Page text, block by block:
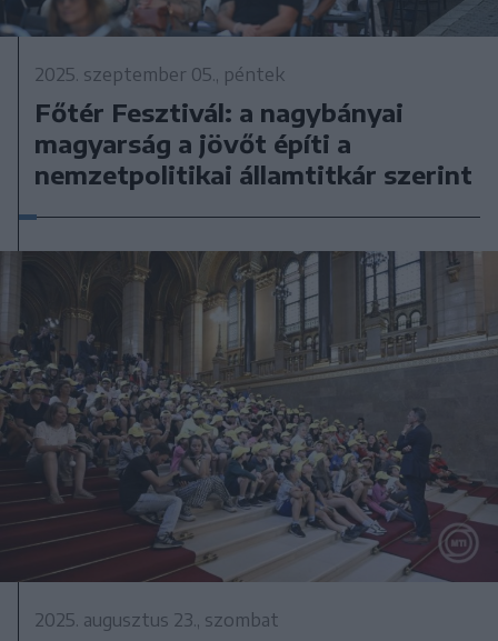
2025. szeptember 05., péntek
Főtér Fesztivál: a nagybányai
magyarság a jövőt építi a
nemzetpolitikai államtitkár szerint
2025. augusztus 23., szombat